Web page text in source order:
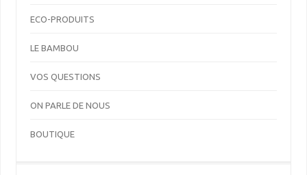
ECO-PRODUITS
LE BAMBOU
VOS QUESTIONS
ON PARLE DE NOUS
BOUTIQUE